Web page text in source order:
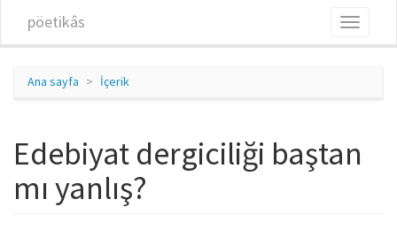
pöetikâs
Toggle
Ana sayfa İçerik
Edebiyat dergiciliği baştan
mı yanlış?